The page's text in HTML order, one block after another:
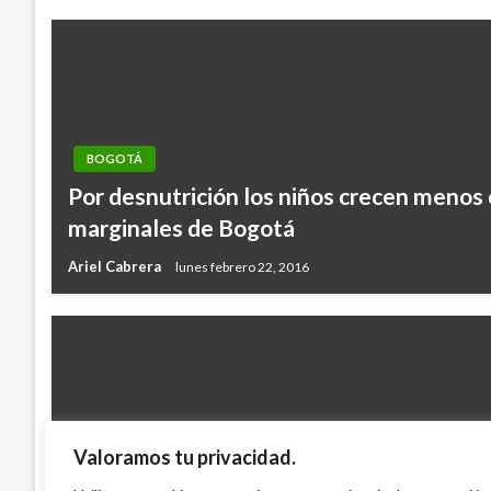
Valoramos tu privacidad.
BOGOTÁ
Por desnutrición los niños crecen menos
marginales de Bogotá
Ariel Cabrera lunes febrero 22, 2016